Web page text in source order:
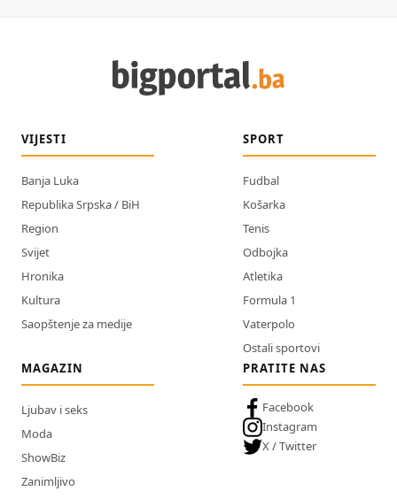
VIJESTI
Banja Luka
Republika Srpska / BiH
Region
Svijet
Hronika
Kultura
Saopštenje za medije
SPORT
Fudbal
Košarka
Tenis
Odbojka
Atletika
Formula 1
Vaterpolo
Ostali sportovi
MAGAZIN
Ljubav i seks
Moda
ShowBiz
Zanimljivo
PRATITE NAS
Facebook
Instagram
X / Twitter